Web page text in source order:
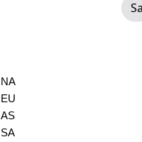
NA
EU
AS
SA